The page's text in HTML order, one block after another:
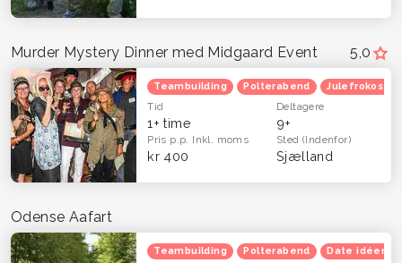
5,0
Murder Mystery Dinner med Midgaard Event
Teambuilding Polterabend Julefrokost
Tid
1+ time
Deltagere
9+
Pris p.p. Inkl. moms
kr 400
Sted(Indenfor)
Sjælland
Odense Aafart
Teambuilding Polterabend Date idéer